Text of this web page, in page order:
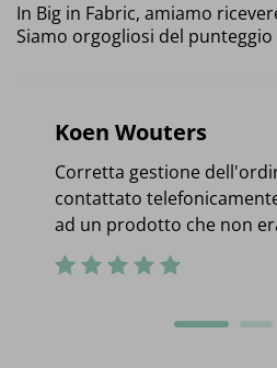
In Big in Fabric, amiamo
Siamo orgogliosi del
Koen Wouters
Corretta gestione
contattato
ad un prodotto che non